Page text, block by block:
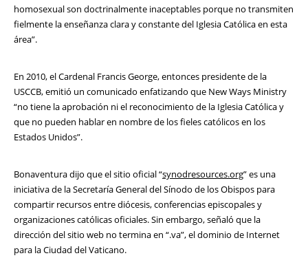
homosexual son doctrinalmente inaceptables porque no transmiten
fielmente la enseñanza clara y constante del Iglesia Católica en esta
área”.
En 2010, el Cardenal Francis George, entonces presidente de la
USCCB, emitió un comunicado enfatizando que New Ways Ministry
“no tiene la aprobación ni el reconocimiento de la Iglesia Católica y
que no pueden hablar en nombre de los fieles católicos en los
Estados Unidos”.
Bonaventura dijo que el sitio oficial “synodresources.org” es una
iniciativa de la Secretaría General del Sínodo de los Obispos para
compartir recursos entre diócesis, conferencias episcopales y
organizaciones católicas oficiales. Sin embargo, señaló que la
dirección del sitio web no termina en “.va”, el dominio de Internet
para la Ciudad del Vaticano.